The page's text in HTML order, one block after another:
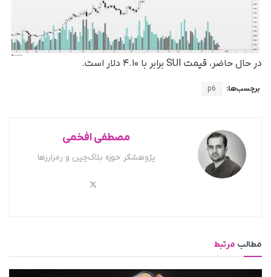
در حال حاضر، قیمت SUI برابر با ۴.۱۰ دلار است.
برچسب‌ها: p6
مصطفی افخمی
پژوهشگر حوزه بلاک‌چین و رمزارزها
مطالب مرتبط